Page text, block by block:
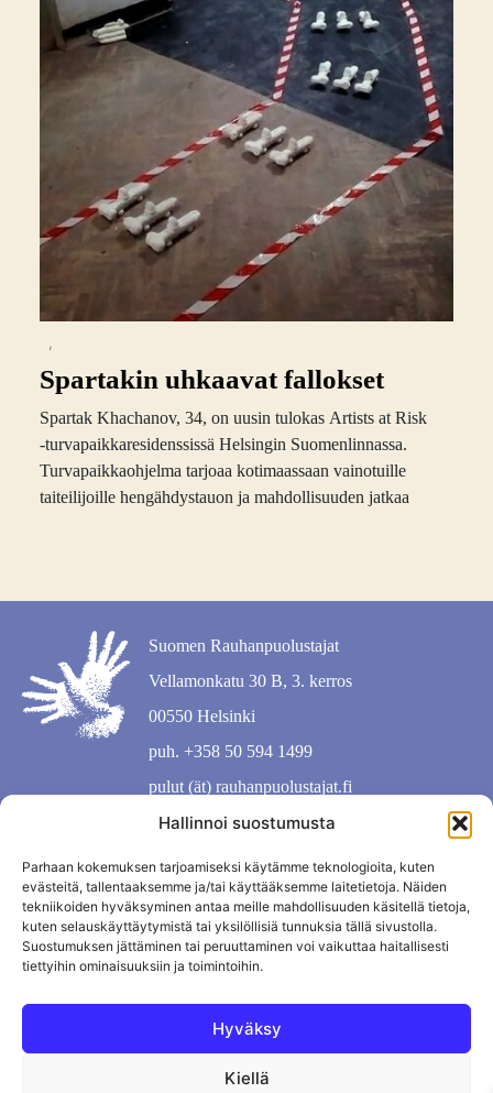
Hallinnoi suostumusta
Parhaan kokemuksen tarjoamiseksi käytämme teknologioita, kuten
evästeitä, tallentaaksemme ja/tai käyttääksemme laitetietoja. Näiden
tekniikoiden hyväksyminen antaa meille mahdollisuuden käsitellä tietoja,
kuten selauskäyttäytymistä tai yksilöllisiä tunnuksia tällä sivustolla.
Suostumuksen jättäminen tai peruuttaminen voi vaikuttaa haitallisesti
tiettyihin ominaisuuksiin ja toimintoihin.
Hyväksy
Kiellä
Spartakin uhkaavat fallokset
Spartak Khachanov, 34, on uusin tulokas Artists at Risk
-turvapaikkaresidenssissä Helsingin Suomenlinnassa.
Turvapaikkaohjelma tarjoaa kotimaassaan vainotuille
taiteilijoille hengähdystauon ja mahdollisuuden jatkaa
Suomen Rauhanpuolustajat
Vellamonkatu 30 B, 3. kerros
00550 Helsinki
puh. +358 50 594 1499
pulut (ät) rauhanpuolustajat.fi
Evästekäytäntö